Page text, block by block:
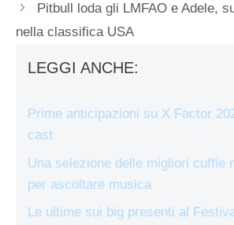
Pitbull loda gli LMFAO e Adele,
nella classifica USA
LEGGI ANCHE:
Prime anticipazioni su X Factor
cast
Una selezione delle migliori cuffie
per ascoltare musica
Le ultime sui big presenti al